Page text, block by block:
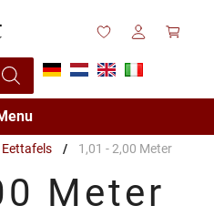
Eettafels / 1,01 - 2,00 Meter
Meter